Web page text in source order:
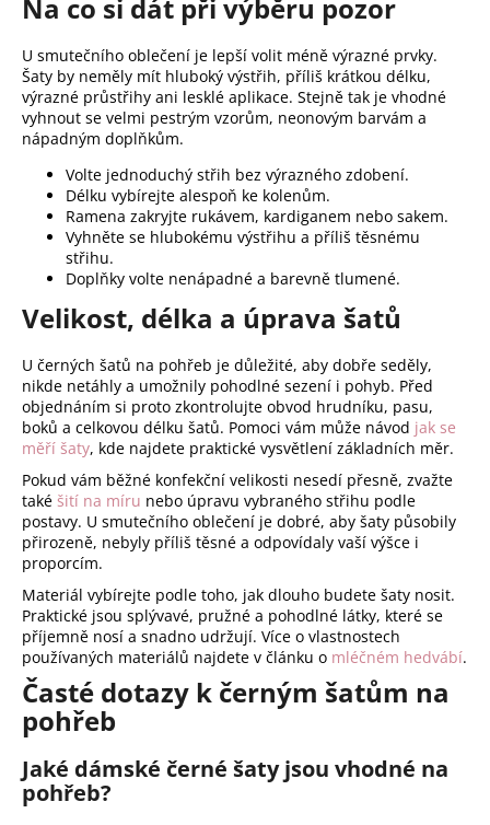
Na co si dát při výběru pozor
U smutečního oblečení je lepší volit méně výrazné prvky.
Šaty by neměly mít hluboký výstřih, příliš krátkou délku,
výrazné průstřihy ani lesklé aplikace. Stejně tak je vhodné
vyhnout se velmi pestrým vzorům, neonovým barvám a
nápadným doplňkům.
Volte jednoduchý střih bez výrazného zdobení.
Délku vybírejte alespoň ke kolenům.
Ramena zakryjte rukávem, kardiganem nebo sakem.
Vyhněte se hlubokému výstřihu a příliš těsnému
střihu.
Doplňky volte nenápadné a barevně tlumené.
Velikost, délka a úprava šatů
U černých šatů na pohřeb je důležité, aby dobře seděly,
nikde netáhly a umožnily pohodlné sezení i pohyb. Před
objednáním si proto zkontrolujte obvod hrudníku, pasu,
boků a celkovou délku šatů. Pomoci vám může návod jak se
měří šaty, kde najdete praktické vysvětlení základních měr.
Pokud vám běžné konfekční velikosti nesedí přesně, zvažte
také šití na míru nebo úpravu vybraného střihu podle
postavy. U smutečního oblečení je dobré, aby šaty působily
přirozeně, nebyly příliš těsné a odpovídaly vaší výšce i
proporcím.
Materiál vybírejte podle toho, jak dlouho budete šaty nosit.
Praktické jsou splývavé, pružné a pohodlné látky, které se
příjemně nosí a snadno udržují. Více o vlastnostech
používaných materiálů najdete v článku o mléčném hedvábí.
Časté dotazy k černým šatům na
pohřeb
Jaké dámské černé šaty jsou vhodné na
pohřeb?